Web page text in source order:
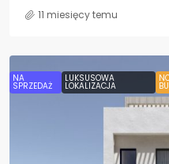
11 miesięcy temu
NA
SPRZEDAŻ
LUKSUSOWA
LOKALIZACJA